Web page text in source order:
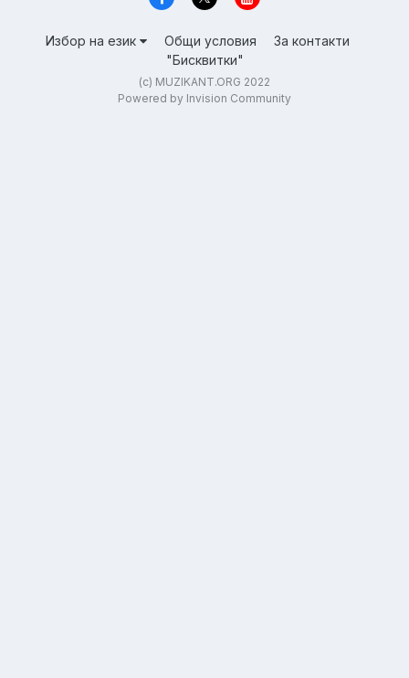
Избор на език Общи условия
За контакти
"Бисквитки"
(c) MUZIKANT.ORG 2022
Powered by Invision Community